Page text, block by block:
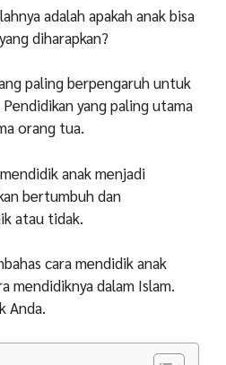
adalah apakah anak bisa
diharapkan?
paling berpengaruh untuk
yang paling utama
orang tua.
anak menjadi
bertumbuh dan
atau tidak.
cara mendidik anak
mendidiknya dalam Islam.
Anda.